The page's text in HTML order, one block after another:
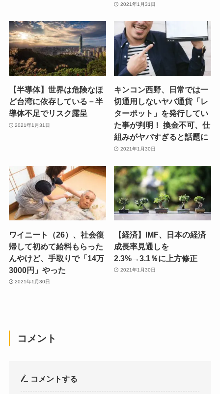
2021年1月31日
【半導体】世界は危険なほ
ど台湾に依存している－半
導体不足でリスク露呈
2021年1月31日
キンコン西野、日常では一
切通用しないヤバ通貨「レ
ターポット」を発行してい
た事が判明！ 換金不可、仕
組みがヤバすぎると話題に
2021年1月30日
ワイニート（26）、社会復
帰して初めて給料もらった
んやけど、手取りで「14万
3000円」やった
2021年1月30日
【経済】IMF、日本の経済
成長率見通しを
2.3%→3.1％に上方修正
2021年1月30日
コメント
コメントする